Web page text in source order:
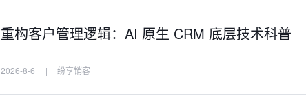
重构客户管理逻辑：AI 原生 CRM 底层技术科普
2026-8-6 | 纷享销客